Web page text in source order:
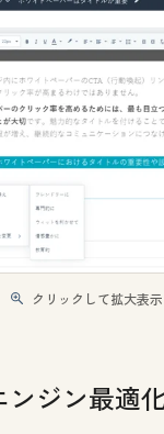
クリックして拡大表示
ンジン最適